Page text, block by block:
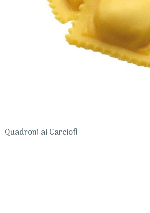
Quadroni ai Carciofi